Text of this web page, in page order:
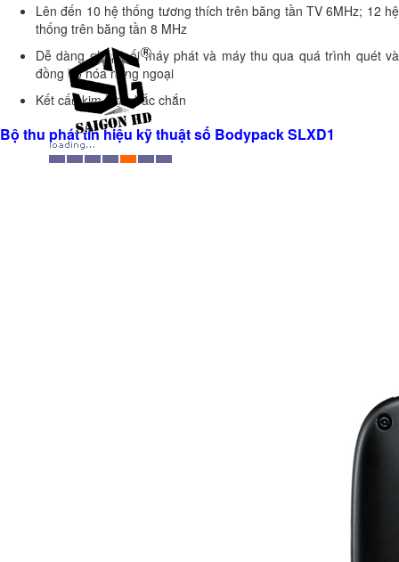
Lên đến 10 hệ thống tương thích trên băng tần TV 6MHz; 12 hệ
thống trên băng tần 8 MHz
Dễ dàng ghép nối máy phát và máy thu qua quá trình quét và
đồng bộ hóa hồng ngoại
Kết cấu kim loại chắc chắn
Bộ thu phát tín hiệu kỹ thuật số Bodypack SLXD1